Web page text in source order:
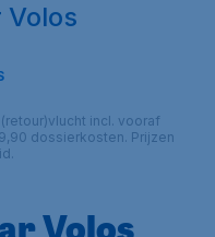
incl. vooraf
dossierkosten. Prijzen
Volos